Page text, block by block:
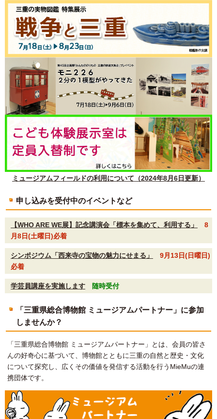
ミュージアムフィールドの利用について（2024年8月6日更新）
申し込みを受付中のイベントなど
【WHO ARE WE展】記念講演会「標本を集めて、利用する」
8
月8日(土曜日)必着
シンポジウム「西来寺の宝物の魅力にせまる」
9月13日(日曜日)
必着
学芸員講座を実施します 随時受付
「三重県総合博物館 ミュージアムパートナー」に参加
しませんか？
「三重県総合博物館 ミュージアムパートナー」とは、会員の皆さ
んの好奇心に基づいて、博物館とともに三重の自然と歴史・文化
について探究し、広くその価値を発信する活動を行うMieMuの連
携団体です。